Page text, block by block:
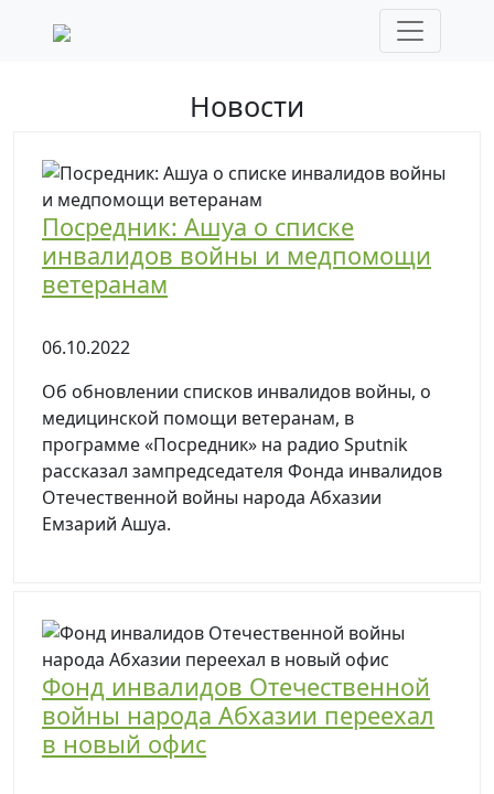
Новости
Посредник: Ашуа о списке
инвалидов войны и медпомощи
ветеранам
06.10.2022
Об обновлении списков инвалидов войны, о
медицинской помощи ветеранам, в
программе «Посредник» на радио Sputnik
рассказал зампредседателя Фонда инвалидов
Отечественной войны народа Абхазии
Емзарий Ашуа.
Фонд инвалидов Отечественной
войны народа Абхазии переехал
в новый офис